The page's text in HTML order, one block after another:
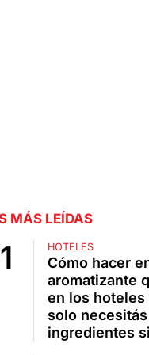
MÁS LEÍDAS
HOTELES
Cómo hacer
aromatizante
en los hoteles
solo necesitás
ingredientes